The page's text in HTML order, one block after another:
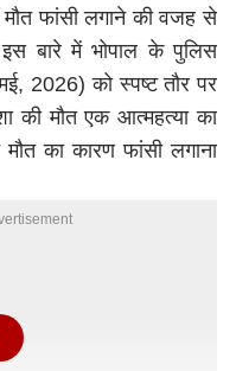
मौत फांसी लगाने की वजह से
बारे में भोपाल के पुलिस
2026) को स्पष्ट तौर पर
की मौत एक आत्महत्या का
मौत का कारण फांसी लगाना